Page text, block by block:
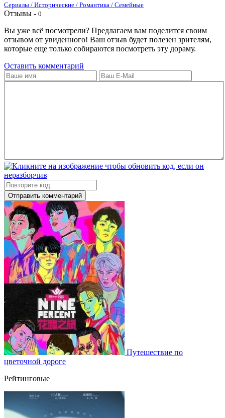
Сериалы / Исторические / Романтика / Семейные
Отзывы - 0
Вы уже всё посмотрели? Предлагаем вам поделится своим
отзывом от увиденного! Ваш отзыв будет полезен зрителям,
которые еще только собираются посмотреть эту дораму.
Оставить комментарий
Отправить комментарий
Путешествие по
цветочной дороге
Рейтинговые